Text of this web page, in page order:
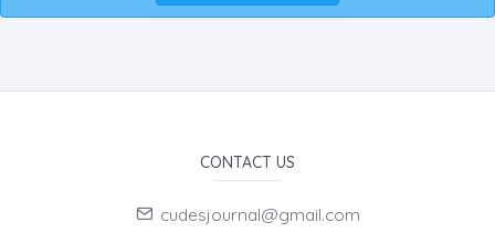
CONTACT US
cudesjournal@gmail.com